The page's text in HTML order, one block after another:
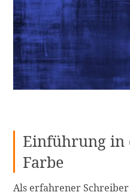
Einführung in
Farbe
Als erfahrener